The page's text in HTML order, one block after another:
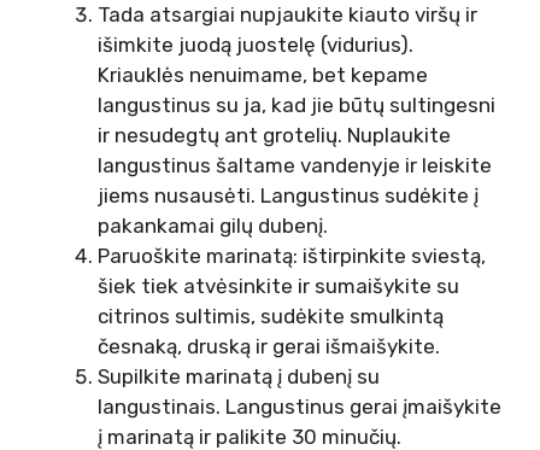
Tada atsargiai nupjaukite kiauto viršų ir
išimkite juodą juostelę (vidurius).
Kriauklės nenuimame, bet kepame
langustinus su ja, kad jie būtų sultingesni
ir nesudegtų ant grotelių. Nuplaukite
langustinus šaltame vandenyje ir leiskite
jiems nusausėti. Langustinus sudėkite į
pakankamai gilų dubenį.
Paruoškite marinatą: ištirpinkite sviestą,
šiek tiek atvėsinkite ir sumaišykite su
citrinos sultimis, sudėkite smulkintą
česnaką, druską ir gerai išmaišykite.
Supilkite marinatą į dubenį su
langustinais. Langustinus gerai įmaišykite
į marinatą ir palikite 30 minučių.